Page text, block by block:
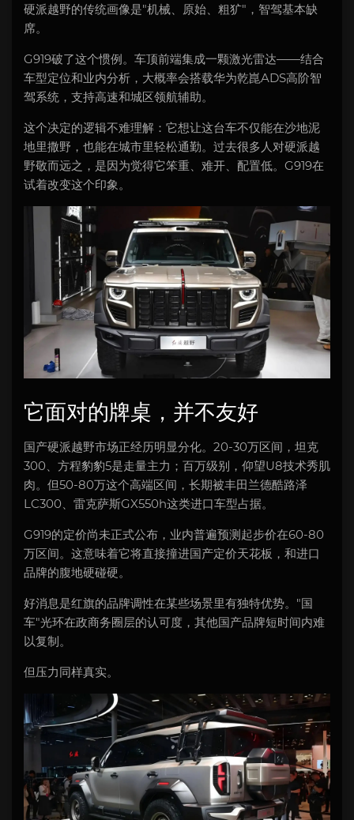
硬派越野的传统画像是"机械、原始、粗犷"，智驾基本缺
席。
G919破了这个惯例。车顶前端集成一颗激光雷达——结合
车型定位和业内分析，大概率会搭载华为乾崑ADS高阶智
驾系统，支持高速和城区领航辅助。
这个决定的逻辑不难理解：它想让这台车不仅能在沙地泥
地里撒野，也能在城市里轻松通勤。过去很多人对硬派越
野敬而远之，是因为觉得它笨重、难开、配置低。G919在
试着改变这个印象。
它面对的牌桌，并不友好
国产硬派越野市场正经历明显分化。20-30万区间，坦克
300、方程豹豹5是走量主力；百万级别，仰望U8技术秀肌
肉。但50-80万这个高端区间，长期被丰田兰德酷路泽
LC300、雷克萨斯GX550h这类进口车型占据。
G919的定价尚未正式公布，业内普遍预测起步价在60-80
万区间。这意味着它将直接撞进国产定价天花板，和进口
品牌的腹地硬碰硬。
好消息是红旗的品牌调性在某些场景里有独特优势。"国
车"光环在政商务圈层的认可度，其他国产品牌短时间内难
以复制。
但压力同样真实。